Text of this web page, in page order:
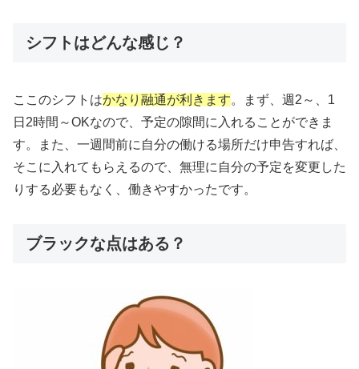
シフトはどんな感じ？
ここのシフトはかなり融通が利きます。まず、週2～、1
日2時間～OKなので、予定の隙間に入れることができま
す。また、一週間前に自分の働ける場所だけ申告すれば、
そこに入れてもらえるので、無理に自分の予定を変更した
りする必要もなく、働きやすかったです。
ブラックな点はある？